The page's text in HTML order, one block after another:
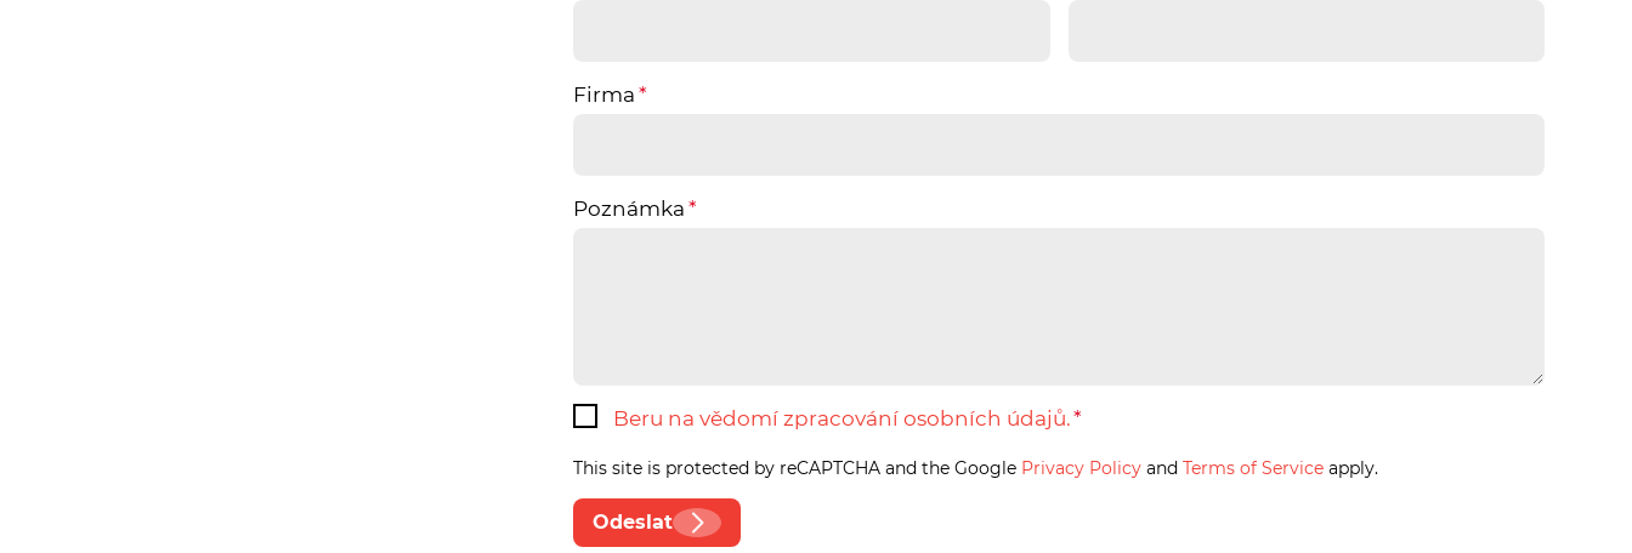
Firma
Poznámka
Beru na vědomí zpracování osobních údajů.
This site is protected by reCAPTCHA and the Google Privacy Policy and Terms of Service apply.
Odeslat